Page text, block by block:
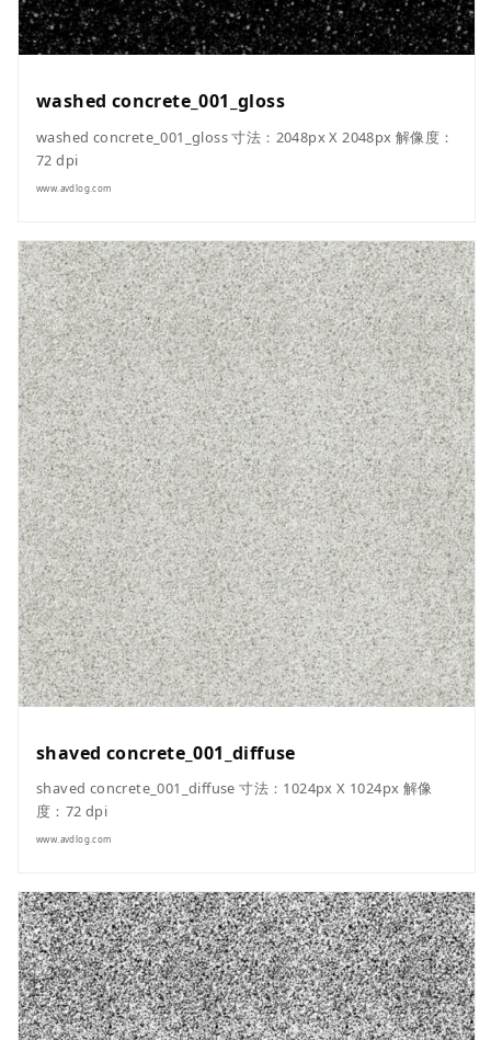
washed concrete_001_gloss
washed concrete_001_gloss 寸法：2048px X 2048px 解像度：
72 dpi
www.avdlog.com
shaved concrete_001_diffuse
shaved concrete_001_diffuse 寸法：1024px X 1024px 解像
度：72 dpi
www.avdlog.com